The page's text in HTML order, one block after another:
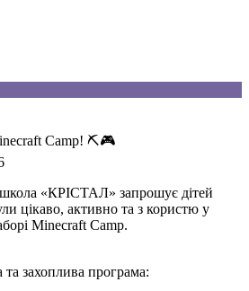
Camp! ⛏️🎮
«КРІСТАЛ» запрошує дітей
цікаво, активно та з користю у
Minecraft Camp.
та захоплива програма: